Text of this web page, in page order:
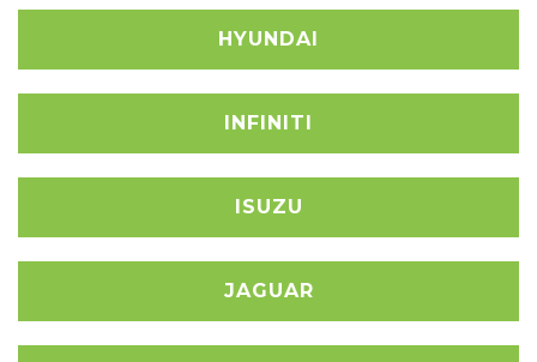
HYUNDAI
INFINITI
ISUZU
JAGUAR